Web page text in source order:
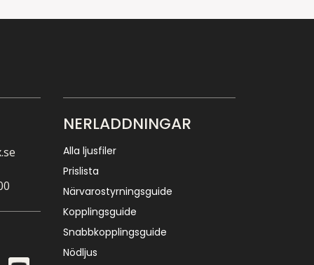
NERLADDNINGAR
Alla ljusfiler
Prislista
Närvarostyrningsguide
Kopplingsguide
Snabbkopplingsguide
Nödljus